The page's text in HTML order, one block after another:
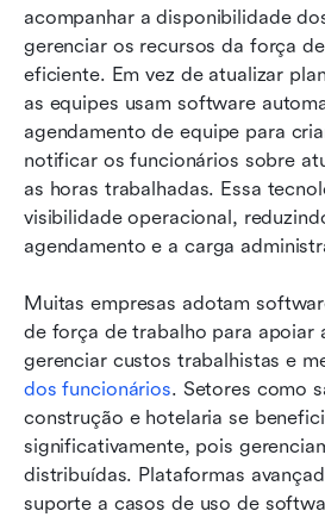
acompanhar a disponibilidade
gerenciar os recursos da força
eficiente. Em vez de atualizar
as equipes usam software
agendamento de equipe para
notificar os funcionários sobre
as horas trabalhadas. Essa
visibilidade operacional,
agendamento e a carga
Muitas empresas adotam
de força de trabalho para apoiar
gerenciar custos trabalhistas e
dos funcionários. Setores como
construção e hotelaria se
significativamente, pois
distribuídas. Plataformas
suporte a casos de uso de